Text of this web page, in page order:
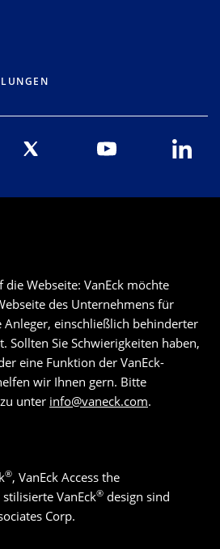
Webseite: VanEck möchte
des Unternehmens für
einschließlich behinderter
Sollten Sie Schwierigkeiten haben,
eine Funktion der VanEck-
wir Ihnen gern. Bitte
unter info@vaneck.com.
®, VanEck Access the
VanEck® design sind
Corp.